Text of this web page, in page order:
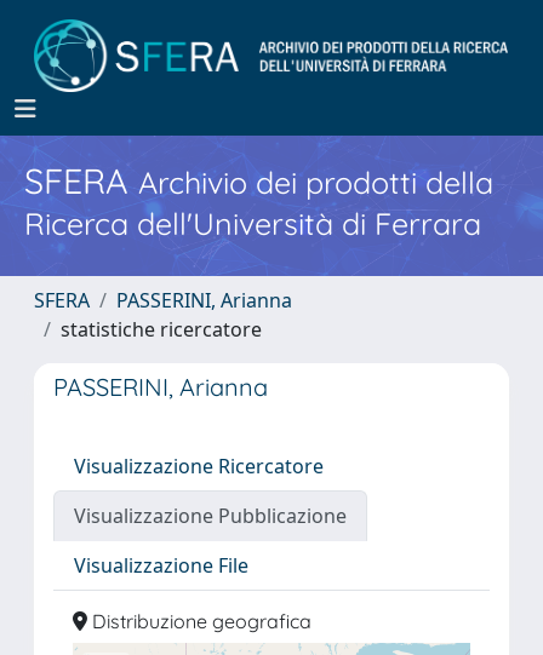
SFERA Archivio dei prodotti della
Ricerca dell'Università di Ferrara
SFERA
PASSERINI, Arianna
statistiche ricercatore
PASSERINI, Arianna
Visualizzazione Ricercatore
Visualizzazione Pubblicazione
Visualizzazione File
Distribuzione geografica